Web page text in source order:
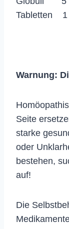
Tabletten 1
Warnung:
Seite
starke
oder
bestehen,
auf!
Die